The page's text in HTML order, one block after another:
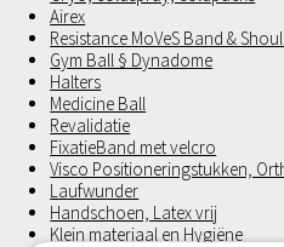
Airex
Resistance MoVeS Band &
Gym Ball § Dynadome
Halters
Medicine Ball
Revalidatie
FixatieBand met velcro
Visco Positioneringstukken,
Laufwunder
Handschoen, Latex vrij
Klein materiaal en Hygiëne